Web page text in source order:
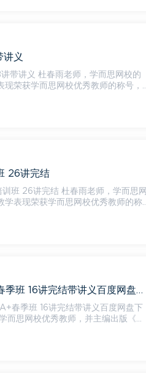
义
而思网校的
荣获学而思网校优秀教师的称号，
26讲完结
雨老师，学而思网
表现荣获学而思网校优秀教师的称
希望学杜春雨 庞艳霞2022春初一科学全国版A+春季班 16讲完结带讲义百度网盘下载
春季班 16讲完结带讲义百度网盘下